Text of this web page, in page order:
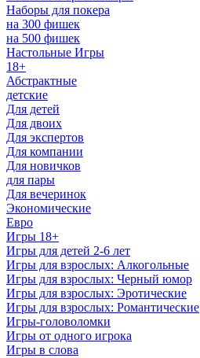
Наборы для покера
на 300 фишек
на 500 фишек
Настольные Игры
18+
Абстрактные
детские
Для детей
Для двоих
Для экспертов
Для компании
Для новичков
для пары
Для вечеринок
Экономические
Евро
Игры 18+
Игры для детей 2-6 лет
Игры для взрослых: Алкогольные
Игры для взрослых: Черный юмор
Игры для взрослых: Эротические
Игры для взрослых: Романтические
Игры-головоломки
Игры от одного игрока
Игры в слова